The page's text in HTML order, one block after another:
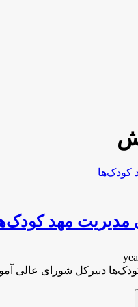
مدیریت مهد
دبیرکل شورای